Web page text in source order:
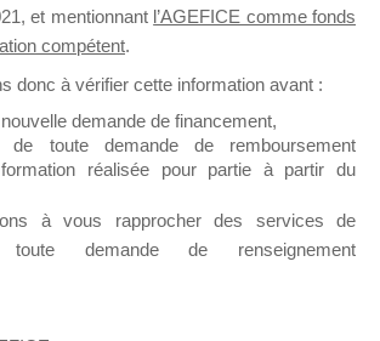
qui souhaitent répondre à l’Appel à
Mallette du Dirigeant.
est possible de laisser un message
question.
d’être
ce groupe
et mentionnant l’AGEFICE comme fonds
compétent.
donc à vérifier cette information avant :
demande de financement,
de toute demande de remboursement
réalisée pour partie à partir du
à vous rapprocher des services de
toute demande de renseignement